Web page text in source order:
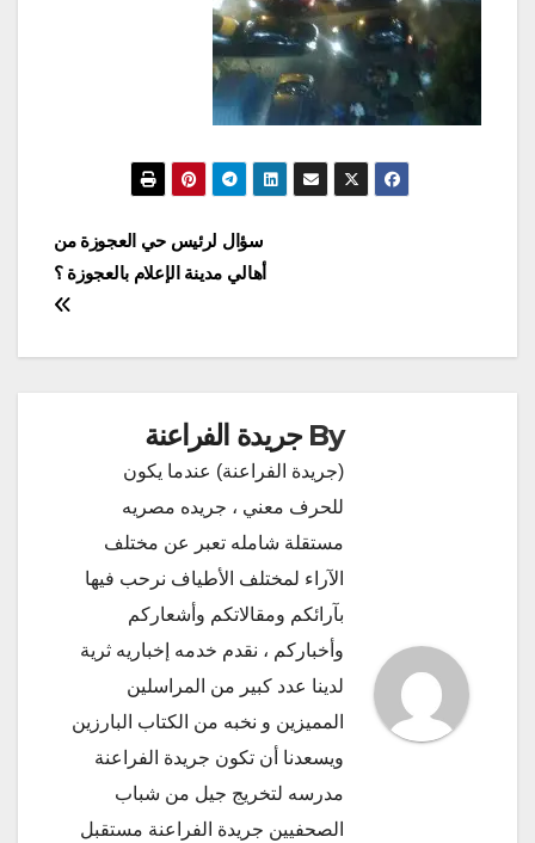
سؤال لرئيس حي العجوزة من
أهالي مدينة الإعلام بالعجوزة ؟
By جريدة الفراعنة
(جريدة الفراعنة) عندما يكون
للحرف معني ، جريده مصريه
مستقلة شامله تعبر عن مختلف
الآراء لمختلف الأطياف نرحب فيها
بآرائكم ومقالاتكم وأشعاركم
وأخباركم ، نقدم خدمه إخباريه ثرية
لدينا عدد كبير من المراسلين
المميزين و نخبه من الكتاب البارزين
ويسعدنا أن تكون جريدة الفراعنة
مدرسه لتخريج جيل من شباب
الصحفيين جريدة الفراعنة مستقبل